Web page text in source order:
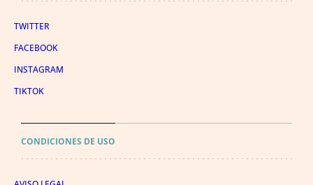
TWITTER
FACEBOOK
INSTAGRAM
TIKTOK
CONDICIONES DE USO